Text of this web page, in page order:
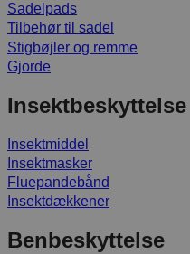
Sadelpads
Tilbehør til sadel
Stigbøjler og remme
Gjorde
Insektbeskyttelse
Insektmiddel
Insektmasker
Fluepandebånd
Insektdækkener
Benbeskyttelse